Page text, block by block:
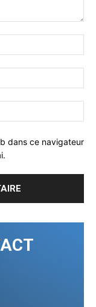
:*
:*
:
dans ce navigateur